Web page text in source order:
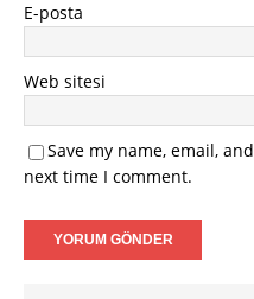
E-posta
Web sitesi
Save my name, email,
next time I comment.